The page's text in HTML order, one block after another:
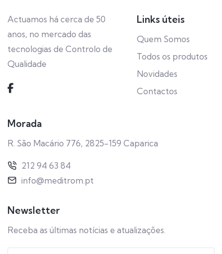
Actuamos há cerca de 50
anos, no mercado das
tecnologias de Controlo de
Qualidade
Links úteis
Quem Somos
Todos os produtos
Novidades
Contactos
Morada
R. São Macário 776, 2825-159 Caparica
212 94 63 84
info@meditrom.pt
Newsletter
Receba as últimas notícias e atualizações.